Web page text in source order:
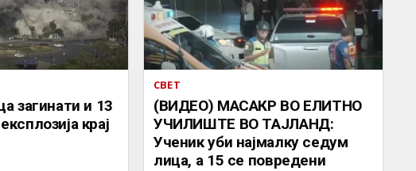
загинати и 13
крај
СВЕТ
(ВИДЕО) МАСАКР ВО ЕЛИТНО
УЧИЛИШТЕ ВО ТАЈЛАНД:
Ученик уби најмалку седум
лица, а 15 се повредени